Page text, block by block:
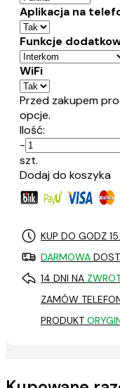
Aplikacja na
Funkcje
WiFi
Przed zakupem
opcje.
Ilość:
-
szt.
Dodaj do koszyka
KUP DO GODZ
DARMOWA
14 DNI NA
ZAMÓW
PRODUKT